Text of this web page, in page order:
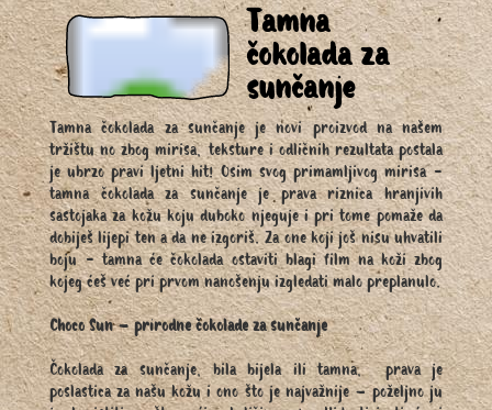
Tamna
čokolada za
sunčanje
Tamna čokolada za sunčanje je novi proizvod na našem
tržištu no zbog mirisa, teksture i odličnih rezultata postala
je ubrzo pravi ljetni hit! Osim svog primamljivog mirisa -
tamna čokolada za sunčanje je prava riznica hranjivih
sastojaka za kožu koju duboko njeguje i pri tome pomaže da
dobiješ lijepi ten a da ne izgoriš. Za one koji još nisu uhvatili
boju - tamna će čokolada ostaviti blagi film na koži zbog
kojeg ćeš već pri prvom nanošenju izgledati malo preplanulo.
Choco Sun – prirodne čokolade za sunčanje
Čokolada za sunčanje, bila bijela ili tamna, prava je
poslastica za našu kožu i ono što je najvažnije – poželjno ju